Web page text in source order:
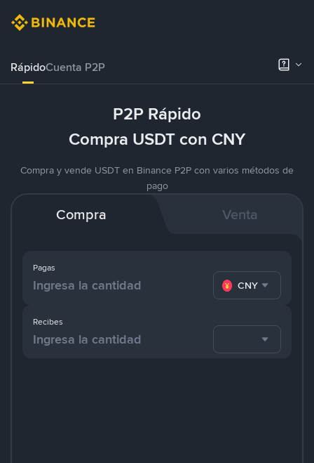
RápidoCuenta P2P
P2P Rápido
Compra USDT con CNY
Compra y vende USDT en Binance P2P con varios métodos de
pago
Compra Venta
Pagas
CNY
Recibes